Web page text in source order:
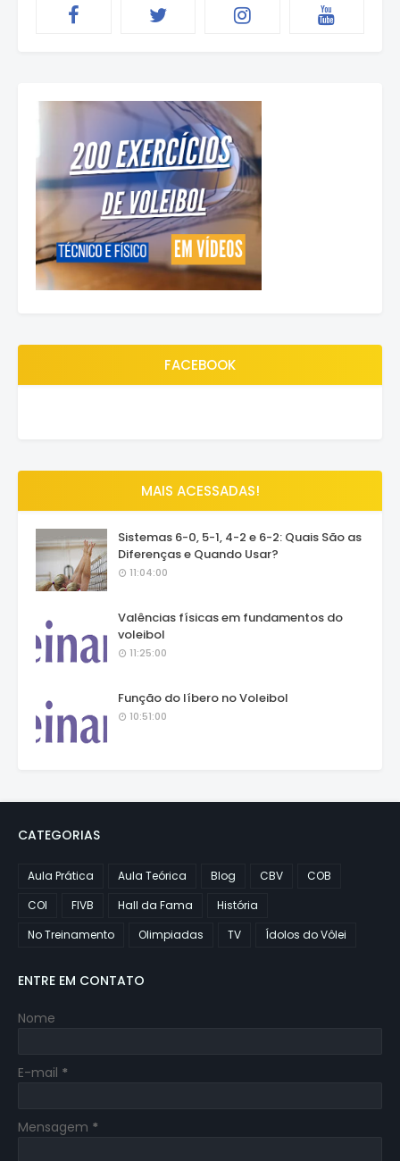
FACEBOOK
MAIS ACESSADAS!
Sistemas 6-0, 5-1, 4-2 e 6-2: Quais São as
Diferenças e Quando Usar?
11:04:00
Valências físicas em fundamentos do
voleibol
11:25:00
Função do líbero no Voleibol
10:51:00
CATEGORIAS
Aula Prática Aula Teórica Blog CBV
COB
COI
FIVB Hall da Fama
História
No Treinamento
Olimpiadas TV Ídolos do Vôlei
ENTRE EM CONTATO
Nome
E-mail *
Mensagem *